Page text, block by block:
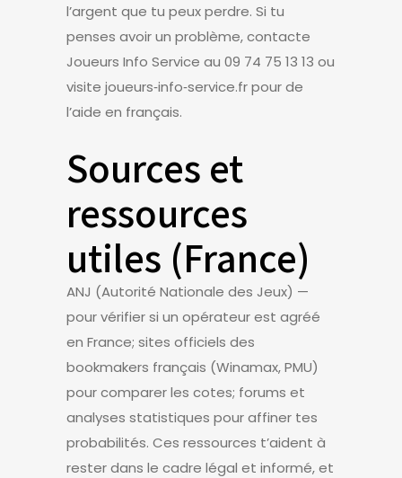
l’argent que tu peux perdre. Si tu
penses avoir un problème, contacte
Joueurs Info Service au 09 74 75 13 13 ou
visite joueurs‑info‑service.fr pour de
l’aide en français.
Sources et
ressources
utiles (France)
ANJ (Autorité Nationale des Jeux) —
pour vérifier si un opérateur est agréé
en France; sites officiels des
bookmakers français (Winamax, PMU)
pour comparer les cotes; forums et
analyses statistiques pour affiner tes
probabilités. Ces ressources t’aident à
rester dans le cadre légal et informé, et